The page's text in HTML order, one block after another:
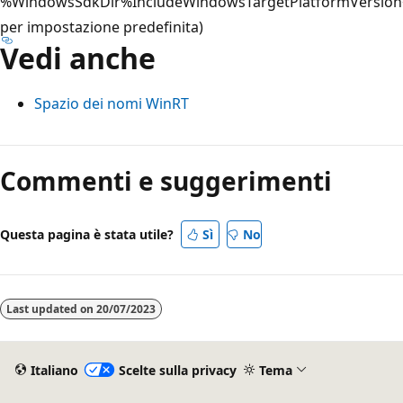
per impostazione predefinita)
Vedi anche
Spazio dei nomi WinRT
Modalità
di
lettura
Commenti e suggerimenti
Questa pagina è stata utile? Sì No
Last updated on 20/07/2023
Italiano Scelte sulla privacy Tema